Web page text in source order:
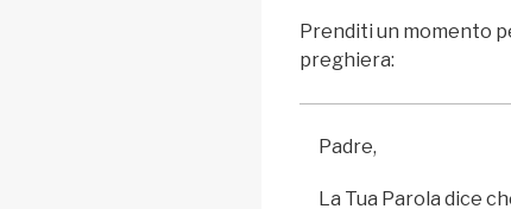
Prenditi un momento
preghiera:
Padre,
La Tua Parola dice